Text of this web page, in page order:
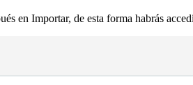
en Importar, de esta forma habrás